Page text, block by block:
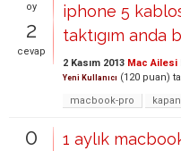
oy
2
cevap
iphone 5
taktıgım anda
2 Kasım 2013 Mac Ailesi
Yeni Kullanıcı (120 puan)
macbook-pro
0
1 aylık